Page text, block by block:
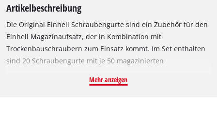
Artikelbeschreibung
Die Original Einhell Schraubengurte sind ein Zubehör für den
Einhell Magazinaufsatz, der in Kombination mit
Trockenbauschraubern zum Einsatz kommt. Im Set enthalten
sind 20 Schraubengurte mit je 50 magazinierten
die Kombination von Magazinaufsatz und Gurtschrauben wird
Mehr anzeigen